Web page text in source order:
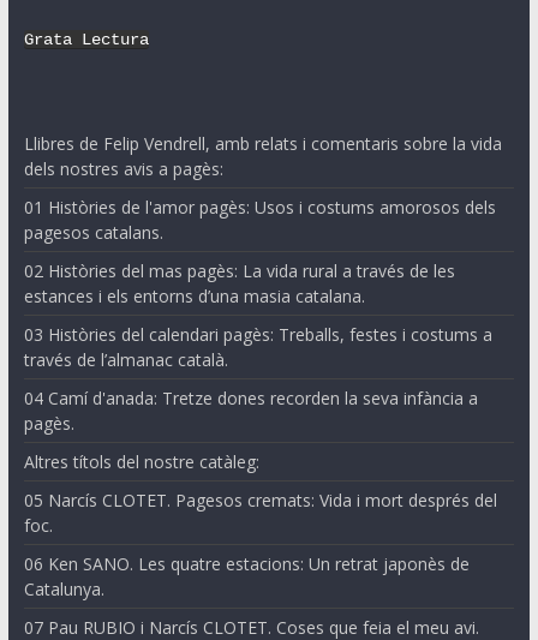
Grata Lectura
Llibres de Felip Vendrell, amb relats i comentaris sobre la vida
dels nostres avis a pagès:
01 Històries de l'amor pagès: Usos i costums amorosos dels
pagesos catalans.
02 Històries del mas pagès: La vida rural a través de les
estances i els entorns d’una masia catalana.
03 Històries del calendari pagès: Treballs, festes i costums a
través de l’almanac català.
04 Camí d'anada: Tretze dones recorden la seva infància a
pagès.
Altres títols del nostre catàleg:
05 Narcís CLOTET. Pagesos cremats: Vida i mort després del
foc.
06 Ken SANO. Les quatre estacions: Un retrat japonès de
Catalunya.
07 Pau RUBIO i Narcís CLOTET. Coses que feia el meu avi.